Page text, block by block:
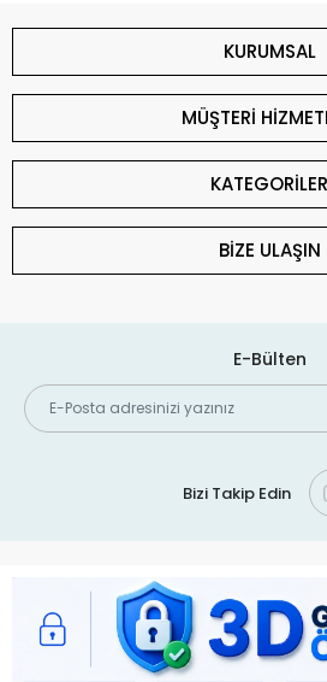
KURUMSAL
MÜŞTERİ
KATEGORİLER
BİZE ULAŞIN
E-Bülten
Bizi Takip Edin